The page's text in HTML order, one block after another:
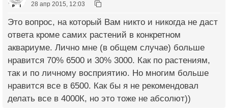
28 апр 2015, 12:03
Это вопрос, на который Вам никто и никогда не даст
ответа кроме самих растений в конкретном
аквариуме. Лично мне (в общем случае) больше
нравится 70% 6500 и 30% 3000. Как по растениям,
так и по личному восприятию. Но многим больше
нравится все в 6500. Как бы я не рекомендовал
делать все в 4000К, но это тоже не абсолют))